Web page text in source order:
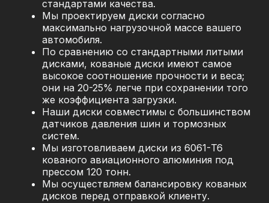
стандартами качества.
Мы проектируем диски согласно
максимально нагрузочной массе вашего
автомобиля.
По сравнению со стандартными литыми
дисками, кованые диски имеют самое
высокое соотношение прочности и веса;
они на 20-25% легче при сохранении того
же коэффициента загрузки.
Наши диски совместимы с большинством
датчиков давления шин и тормозных
систем.
Мы изготовливаем диски из 6061-T6
кованого авиационного алюминия под
прессом 120 тонн.
Мы осуществляем балансировку кованых
дисков перед отправкой клиенту.